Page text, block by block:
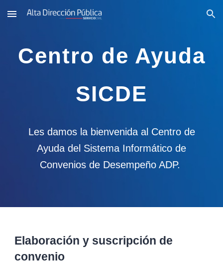
Skip to main content Skip to navigation
Centro de Ayuda
SICDE
Les damos la bienvenida al Centro de
Ayuda del Sistema Informático de
Convenios de Desempeño ADP.
Elaboración y suscripción de
convenio